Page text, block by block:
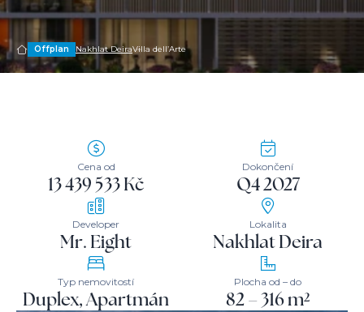
Offplan Nakhlat DeiraVilla dell’Arte
Cena od
13 439 533 Kč
Dokončení
Q4 2027
Developer
Mr. Eight
Lokalita
Nakhlat Deira
Typ nemovitostí
Duplex, Apartmán
Plocha od – do
82 – 316 m²